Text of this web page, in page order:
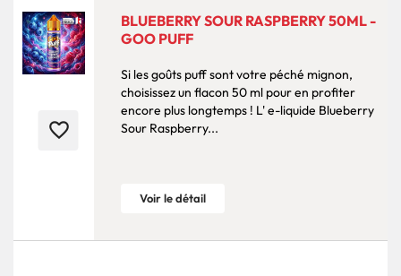
favorite_border
BLUEBERRY SOUR RASPBERRY 50ML -
GOO PUFF
Si les goûts puff sont votre péché mignon,
choisissez un flacon 50 ml pour en profiter
encore plus longtemps ! L' e-liquide Blueberry
Sour Raspberry...
Voir le détail